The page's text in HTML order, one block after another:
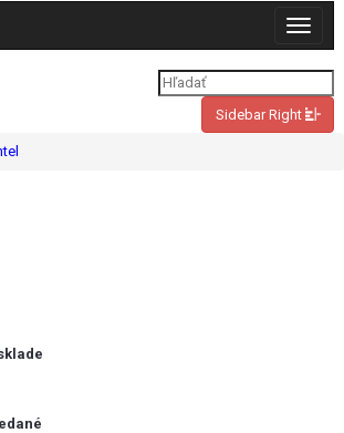
Toggle
Sidebar Right